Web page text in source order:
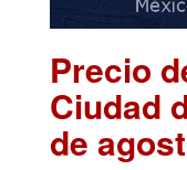
Precio
Ciudad
de